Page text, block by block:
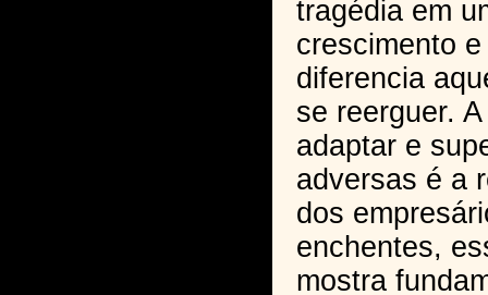
tragédia em
crescimento
diferencia
se reerguer.
adaptar e
adversas é a
dos
enchentes,
mostra